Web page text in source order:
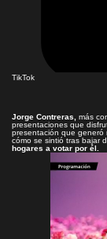
TikTok
Jorge Contreras, más
presentaciones que
presentación que generó
cómo se sintió tras bajar
hogares a votar por él.